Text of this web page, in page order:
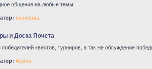
общение на любые темы.
neonatura
и Доска Почета
победителей квестов, турниров, а так же обсуждение
Afalina